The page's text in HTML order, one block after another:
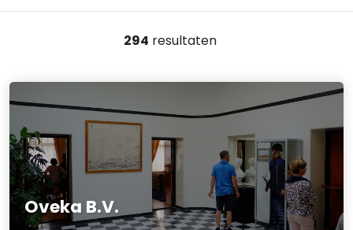
294 resultaten
Oveka B.V.